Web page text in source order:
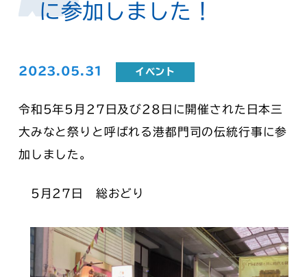
に参加しました！
2023.05.31 イベント
令和5年5月27日及び28日に開催された日本三
大みなと祭りと呼ばれる港都門司の伝統行事に参
加しました。
5月27日 総おどり